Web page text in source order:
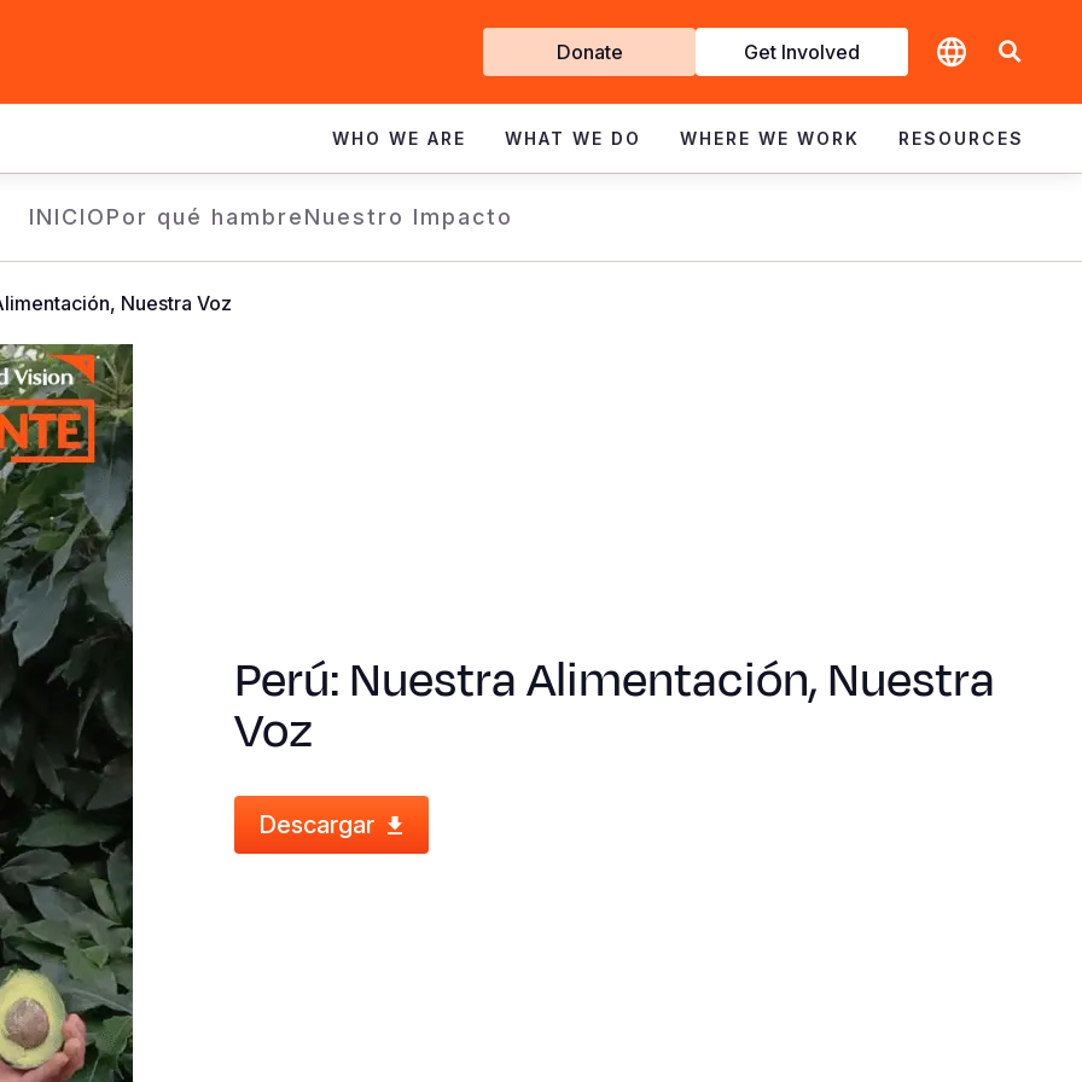
Get
Involved
Donate Get Involved
WHO WE ARE WHAT WE DO WHERE WE WORK RESOURCES
INICIOPor qué hambreNuestro Impacto
Nuestra Voz
Perú: Nuestra Alimentación, Nuestra
Voz
Descargar